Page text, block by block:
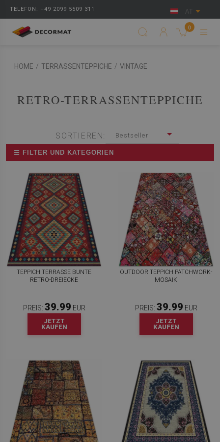
TELEFON: +49 2099 5509 311 AT
0
HOME / TERRASSENTEPPICHE / VINTAGE
RETRO-TERRASSENTEPPICHE
SORTIEREN: Bestseller
☰ FILTER UND KATEGORIEN
TEPPICH TERRASSE BUNTE
RETRO-DREIECKE
PREIS: 39.99 EUR
JETZT
KAUFEN
OUTDOOR TEPPICH PATCHWORK-
MOSAIK
PREIS: 39.99 EUR
JETZT
KAUFEN